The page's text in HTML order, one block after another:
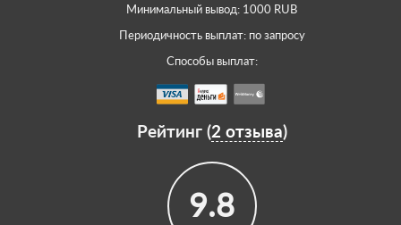
Минимальный вывод: 1000 RUB
Периодичность выплат: по запросу
Способы выплат:
Рейтинг (2 отзыва)
9.8